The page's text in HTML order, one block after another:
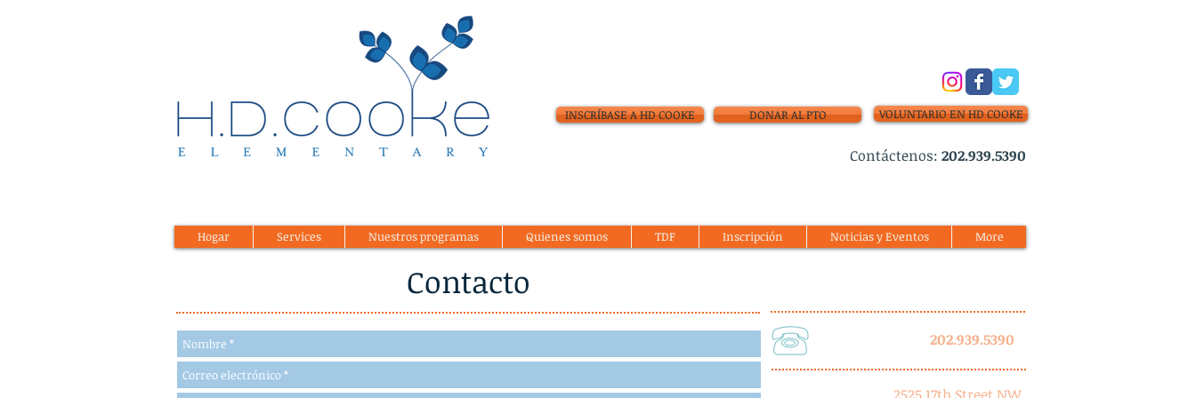
INSCRÍBASE A HD COOKE DONAR AL PTO VOLUNTARIO EN HD COOKE
Contáctenos: 202.939.5390
Hogar Services Nuestros programas Quienes somos TDF Inscripción Noticias y Eventos More
Contacto
202.939.5390